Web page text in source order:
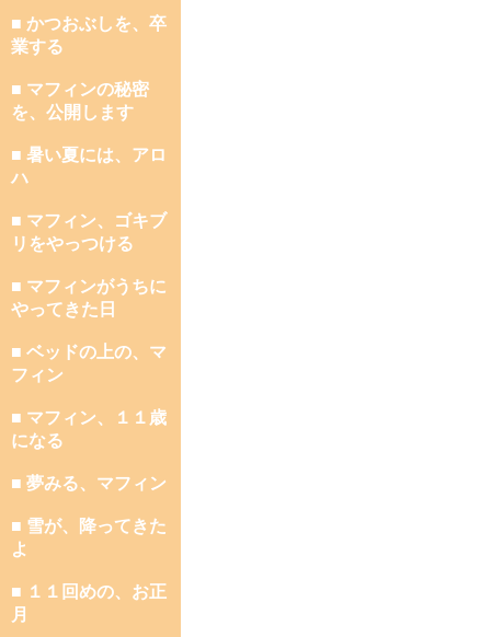
■ かつおぶしを、卒
業する
■ マフィンの秘密
を、公開します
■ 暑い夏には、アロ
ハ
■ マフィン、ゴキブ
リをやっつける
■ マフィンがうちに
やってきた日
■ ベッドの上の、マ
フィン
■ マフィン、１１歳
になる
■ 夢みる、マフィン
■ 雪が、降ってきた
よ
■ １１回めの、お正
月